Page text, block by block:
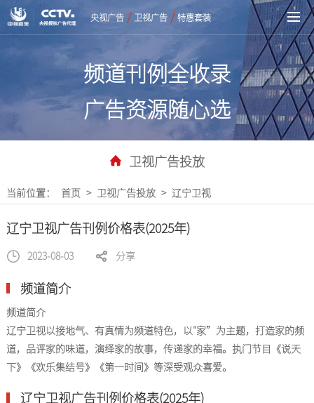
央视广告/ 卫视广告/ 特惠套装
频道刊例全收录
广告资源随心选
卫视广告投放
当前位置： 首页 > 卫视广告投放 > 辽宁卫视
辽宁卫视广告刊例价格表(2025年)
2023-08-03 分享
频道简介
频道简介
辽宁卫视以接地气、有真情为频道特色，以"家”为主题，打造家的频
道，品评家的味道，演绎家的故事，传递家的幸福。执门节目《说天
下》《欢乐集结号》《第一时间》等深受观众喜爱。
辽宁卫视广告刊例价格表(2025年)